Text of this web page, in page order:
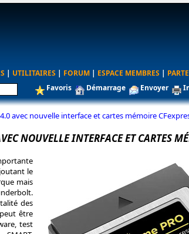
| UTILITAIRES | FORUM | ESPACE MEMBRES |
Favoris Démarrage Envoyer
avec nouvelle interface et cartes mémoire
NOUVELLE INTERFACE ET CARTES
le
mais
des
être
test